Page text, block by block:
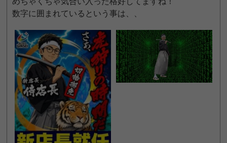
数字に囲まれているという事は、、